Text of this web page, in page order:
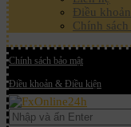
Điều
Chính
Chính sách bảo mật
Điều khoản & Điều kiện